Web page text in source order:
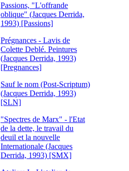
Passions, "L'offrande
oblique" (Jacques Derrida,
1993) [Passions]
Prégnances - Lavis de
Colette Deblé. Peintures
(Jacques Derrida, 1993)
[Pregnances]
Sauf le nom (Post-Scriptum)
(Jacques Derrida, 1993)
[SLN]
"Spectres de Marx" - l'Etat
de la dette, le travail du
deuil et la nouvelle
Internationale (Jacques
Derrida, 1993) [SMX]